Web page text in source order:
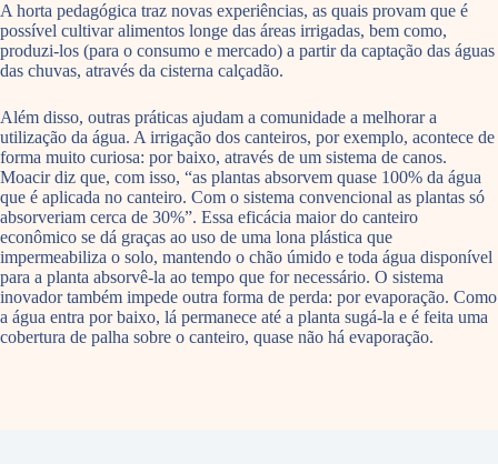
A horta pedagógica traz novas experiências, as quais provam que é
possível cultivar alimentos longe das áreas irrigadas, bem como,
produzi-los (para o consumo e mercado) a partir da captação das águas
das chuvas, através da cisterna calçadão.
Além disso, outras práticas ajudam a comunidade a melhorar a
utilização da água. A irrigação dos canteiros, por exemplo, acontece de
forma muito curiosa: por baixo, através de um sistema de canos.
Moacir diz que, com isso, “as plantas absorvem quase 100% da água
que é aplicada no canteiro. Com o sistema convencional as plantas só
absorveriam cerca de 30%”. Essa eficácia maior do canteiro
econômico se dá graças ao uso de uma lona plástica que
impermeabiliza o solo, mantendo o chão úmido e toda água disponível
para a planta absorvê-la ao tempo que for necessário. O sistema
inovador também impede outra forma de perda: por evaporação. Como
a água entra por baixo, lá permanece até a planta sugá-la e é feita uma
cobertura de palha sobre o canteiro, quase não há evaporação.